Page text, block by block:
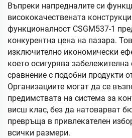
Въпреки напредналите си
висококачествената
функционалност CSGM537-1
конкурентна цена на пазара.
изключително икономически
което осигурява забележителна
сравнение с подобни продукти
Организациите могат да се
предимствата на система за
висш клас, без да натоварват
превръща в привлекателен
всички размери.